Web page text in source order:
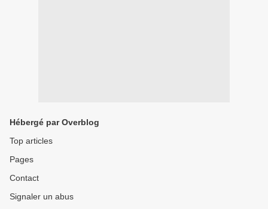
Hébergé par Overblog
Top articles
Pages
Contact
Signaler un abus